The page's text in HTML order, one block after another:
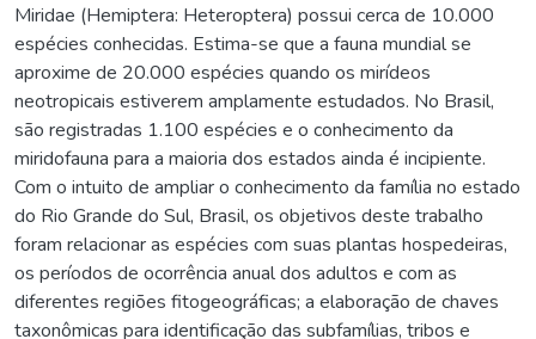
Miridae (Hemiptera: Heteroptera) possui cerca de 10.000
espécies conhecidas. Estima-se que a fauna mundial se
aproxime de 20.000 espécies quando os mirídeos
neotropicais estiverem amplamente estudados. No Brasil,
são registradas 1.100 espécies e o conhecimento da
miridofauna para a maioria dos estados ainda é incipiente.
Com o intuito de ampliar o conhecimento da família no estado
do Rio Grande do Sul, Brasil, os objetivos deste trabalho
foram relacionar as espécies com suas plantas hospedeiras,
os períodos de ocorrência anual dos adultos e com as
diferentes regiões fitogeográficas; a elaboração de chaves
taxonômicas para identificação das subfamílias, tribos e